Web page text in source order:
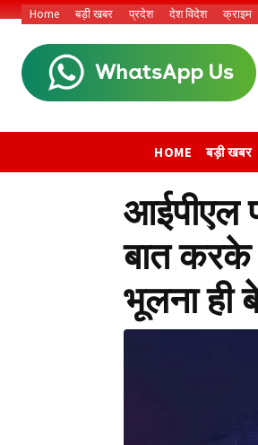
Home बड़ी खबर प्रदेश देश विदेश क्राइम
HOME बड़ी खबर
आईपीएल
बात करके
भूलना ही